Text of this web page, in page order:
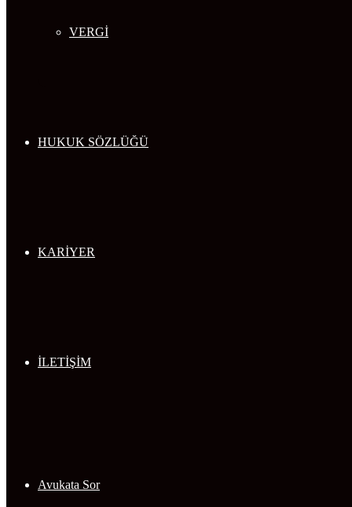
VERGİ
HUKUK SÖZLÜĞÜ
KARİYER
İLETİŞİM
Avukata Sor